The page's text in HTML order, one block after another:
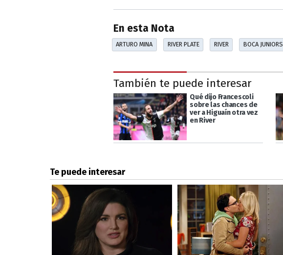
En esta Nota
ARTURO MINA RIVER PLATE RIVER BOCA JUNIORS
También te puede interesar
Qué dijo Francescoli
sobre las chances de
ver a Higuaín otra vez
en River